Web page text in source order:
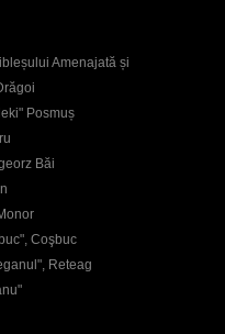
Amenajată și
Posmuș
Băi
Coşbuc
Reteag